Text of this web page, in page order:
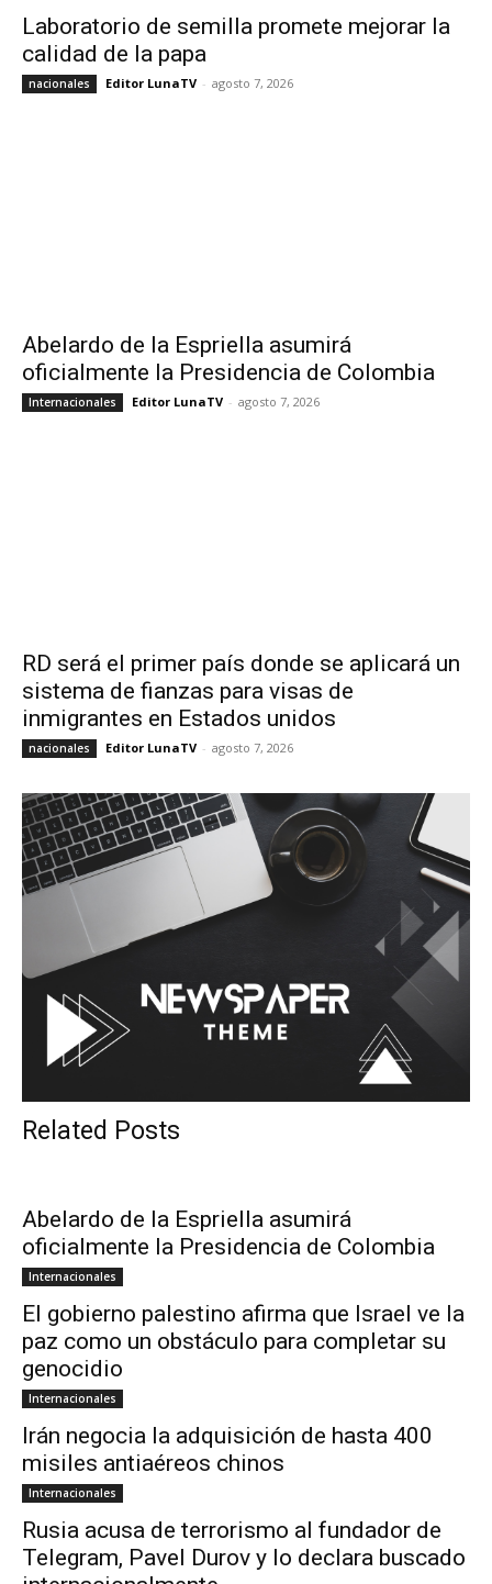
Laboratorio de semilla promete mejorar la
calidad de la papa
nacionales Editor LunaTV - agosto 7, 2026
Abelardo de la Espriella asumirá
oficialmente la Presidencia de Colombia
Internacionales Editor LunaTV - agosto 7, 2026
RD será el primer país donde se aplicará un
sistema de fianzas para visas de
inmigrantes en Estados unidos
nacionales Editor LunaTV - agosto 7, 2026
Related Posts
Abelardo de la Espriella asumirá
oficialmente la Presidencia de Colombia
Internacionales
El gobierno palestino afirma que Israel ve la
paz como un obstáculo para completar su
genocidio
Internacionales
Irán negocia la adquisición de hasta 400
misiles antiaéreos chinos
Internacionales
Rusia acusa de terrorismo al fundador de
Telegram, Pavel Durov y lo declara buscado